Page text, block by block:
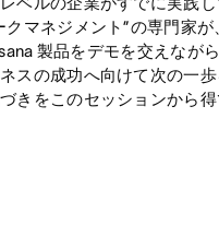
クマネジメント”の専門家が
製品をデモを交えなが
スの成功へ向けて次の一
きをこのセッションから得